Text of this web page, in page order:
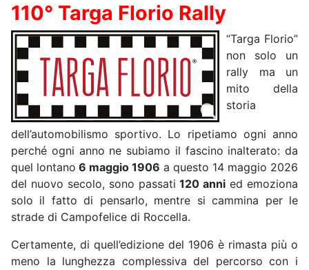
110° Targa Florio Rally
“Targa Florio”
non solo un
rally ma un
mito della
storia
dell’automobilismo sportivo. Lo ripetiamo ogni anno
perché ogni anno ne subiamo il fascino inalterato: da
quel lontano 6 maggio 1906 a questo 14 maggio 2026
del nuovo secolo, sono passati120 anni ed emoziona
solo il fatto di pensarlo, mentre si cammina per le
strade di Campofelice di Roccella.
Certamente, di quell’edizione del 1906 è rimasta più o
meno la lunghezza complessiva del percorso con i